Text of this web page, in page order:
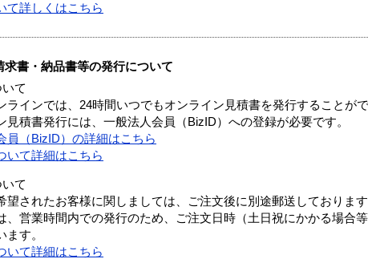
て詳しくはこちら
求書・納品書等の発行について
て
ラインでは、24時間いつでもオンライン見積書を発行することがで
積書発行には、一般法人会員（BizID）への登録が必要です。
員（BizID）の詳細はこちら
いて詳細はこちら
て
望されたお客様に関しましては、ご注文後に別途郵送しております
、営業時間内での発行のため、ご注文日時（土日祝にかかる場合
ます。
いて詳細はこちら